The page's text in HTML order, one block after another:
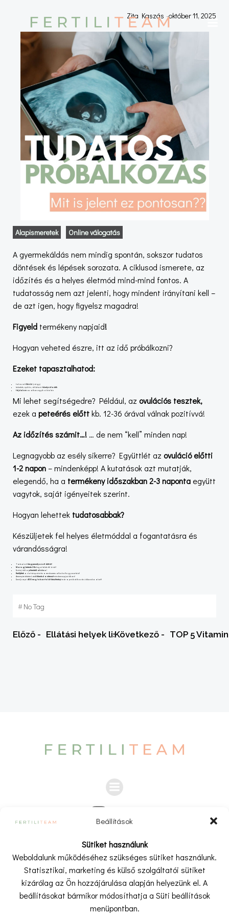
Beállítások
Sütiket használunk
Weboldalunk működéséhez szükséges sütiket használunk.
Statisztikai, marketing és külső szolgáltatói sütiket
kizárólag az Ön hozzájárulása alapján helyezünk el. A
beállításokat bármikor módosíthatja a Süti beállítások
menüpontban.
to
content
Zita Kaszás -október 11, 2025
Alapismeretek Online válogatás
A gyermekáldás nem mindig spontán, sokszor tudatos
döntések és lépések sorozata. A ciklusod ismerete, az
időzítés és a helyes életmód mind-mind fontos. A
tudatosság nem azt jelenti, hogy mindent irányítani kell –
de azt igen, hogy figyelsz magadra!
Figyeld termékeny napjaid!
Hogyan veheted észre, itt az idő próbálkozni?
Ezeket tapasztalhatod:
fokozott libidó (vágy)
bővebb, nyúlós, átlátszó hüvelyváladék
fájdalom az alhas egyik oldalán
Mi lehet segítségedre? Például, az ovulációs tesztek,
ezek a peteérés előttkb. 12-36 órával válnak pozitívvá!
Az időzítés számit…! … de nem “kell” minden nap!
Legnagyobb az esély sikerre? Együttlét az ovuláció előtti
1-2 napon– mindenképp! A kutatások azt mutatják,
elegendő, ha a termékeny időszakban 2-3 naponta együtt
vagytok, saját igényeitek szerint.
Hogyan lehettek tudatosabbak?
Készüljetek fel helyes életmóddal a fogantatásra és
várandósságra!
Tartsatok kiegyensúlyozott diétát!
Mozogj hetente 2-3x legalább fél órát!
Szánj időt a pihentető alvásra!
Kerüljétek a dohányzást és a rendszeres alkoholfogyasztást!
Amennyire teheted, csökkentsd a stresszt mindennapjaidban!
Szedj napi 400 mcg folsav-folát készítményt már a próbálkozás időszaka alatt!
#No Tag
Post
Előző - Ellátási helyek listájaPost
Következő - TOP 5 Vitamin
A weboldalon és a kapcsolódó videókban, cikkekben,
bejegyzésekben megjelenő információk kizárólag tájákoztató
és ismeretterjesztő célt szolgálnak.
A tartalom nem minősül orvosi tanácsadásnak, diagnózisnak
vagy kezelésre vonatkozó javaslatnak, és nem helyettesíti az
orvosi vizsgálatot vagy egészségügyi szakemberrel történő